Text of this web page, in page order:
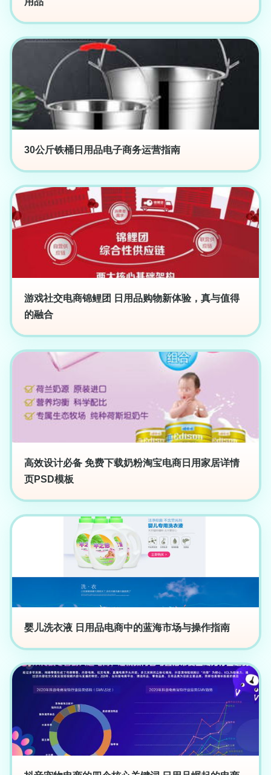
30公斤铁桶日用品电子商务运营指南
游戏社交电商锦鲤团 日用品购物新体验，真与值得
的融合
高效设计必备 免费下载奶粉淘宝电商日用家居详情
页PSD模板
婴儿洗衣液 日用品电商中的蓝海市场与操作指南